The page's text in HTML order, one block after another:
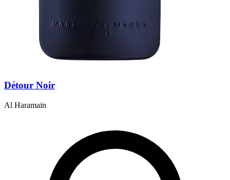
Détour Noir
Al Haramain